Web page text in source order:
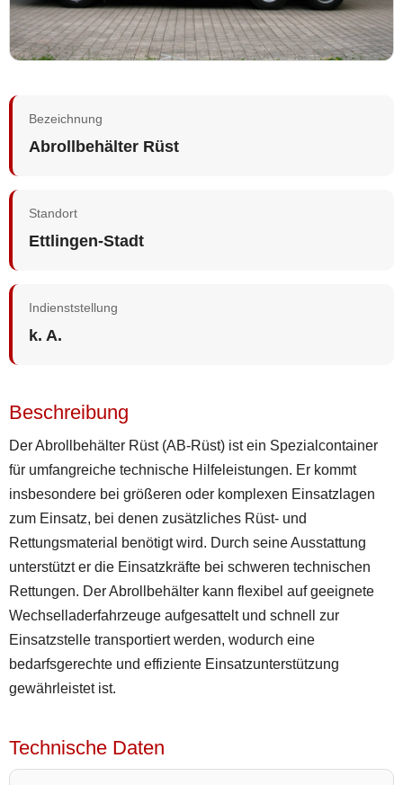
Bezeichnung
Abrollbehälter Rüst
Standort
Ettlingen-Stadt
Indienststellung
k. A.
Beschreibung
Der Abrollbehälter Rüst (AB-Rüst) ist ein Spezialcontainer
für umfangreiche technische Hilfeleistungen. Er kommt
insbesondere bei größeren oder komplexen Einsatzlagen
zum Einsatz, bei denen zusätzliches Rüst- und
Rettungsmaterial benötigt wird. Durch seine Ausstattung
unterstützt er die Einsatzkräfte bei schweren technischen
Rettungen. Der Abrollbehälter kann flexibel auf geeignete
Wechselladerfahrzeuge aufgesattelt und schnell zur
Einsatzstelle transportiert werden, wodurch eine
bedarfsgerechte und effiziente Einsatzunterstützung
gewährleistet ist.
Technische Daten